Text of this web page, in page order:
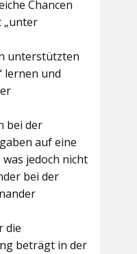
Chancen
„unter
unterstützten
lernen und
bei der
auf eine
jedoch nicht
bei der
die
beträgt in der